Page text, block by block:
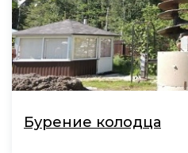
Бурение колодца